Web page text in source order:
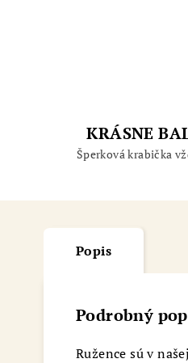
KRÁSNE
Šperková krabička
Popis
Podrobný
Ružence sú v